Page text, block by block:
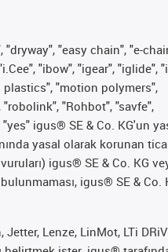
"easy chain", "e-
"ibow", "igear", "iglide",
plastics", "motion polymers",
"Rohbot", "savfe",
igus® SE & Co. KG'un
yasal olarak korunan
igus® SE & Co. KG
igus® SE & Co.
Lenze, LinMot, LTi